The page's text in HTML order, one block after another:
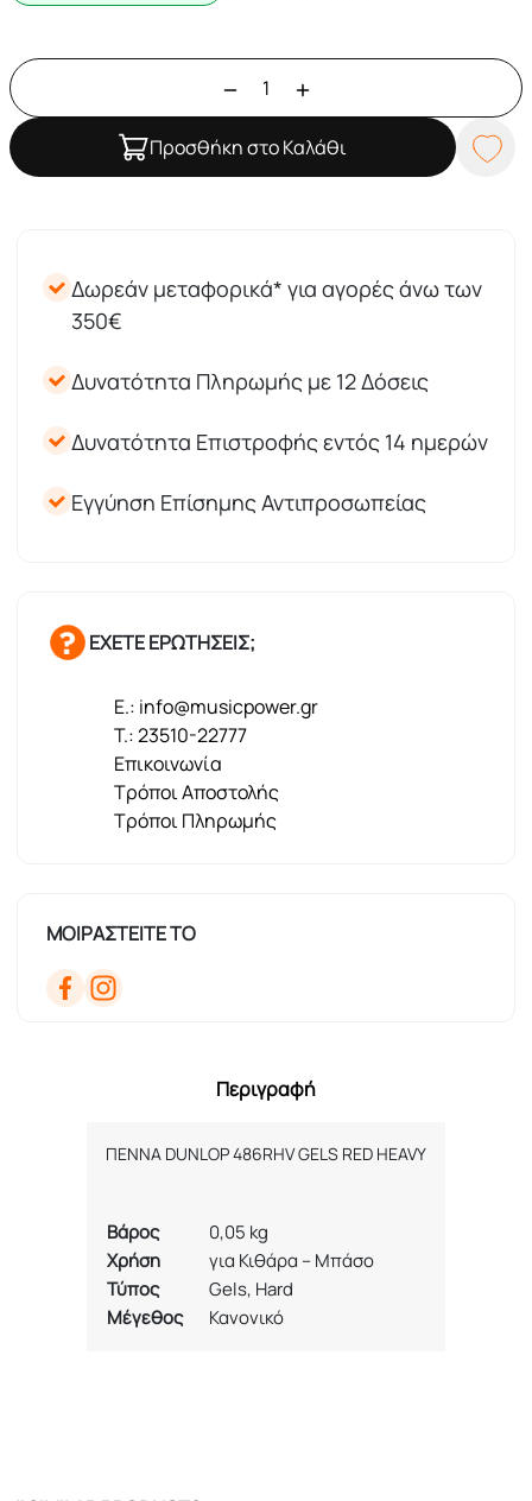
Προσθήκη στο Καλάθι
Δωρεάν μεταφορικά* για αγορές άνω των
350€
Δυνατότητα Πληρωμής με 12 Δόσεις
Δυνατότητα Επιστροφής εντός 14 ημερών
Εγγύηση Επίσημης Αντιπροσωπείας
ΕΧΕΤΕ ΕΡΩΤΗΣΕΙΣ;
E.: info@musicpower.gr
T.: 23510-22777
Επικοινωνία
Τρόποι Αποστολής
Τρόποι Πληρωμής
ΜΟΙΡΑΣΤΕΙΤΕ ΤΟ
Περιγραφή
ΠΕΝΝΑ DUNLOP 486RHV GELS RED HEAVY
Βάρος
0,05 kg
Χρήση
για Κιθάρα – Μπάσο
Τύπος
Gels, Hard
Μέγεθος
Κανονικό